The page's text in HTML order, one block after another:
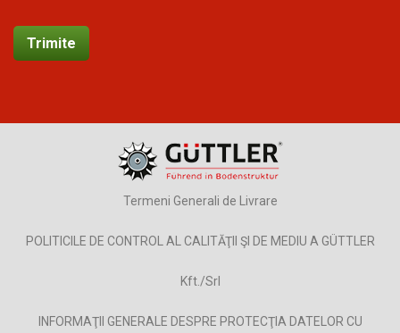
Termeni Generali de Livrare
POLITICILE DE CONTROL AL CALITĂŢII ŞI DE MEDIU A GÜTTLER
Kft./Srl
INFORMAŢII GENERALE DESPRE PROTECŢIA DATELOR CU